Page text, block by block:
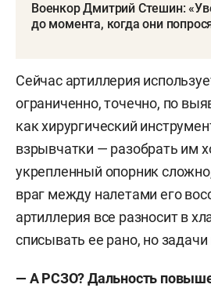
Военкор Дмитрий Стешин:
до момента, когда они
Сейчас артиллерия
ограниченно, точечно, по
как хирургический
взрывчатки — разобрать им
укрепленный опорник
враг между налетами его
артиллерия все разносит в
списывать ее рано, но
— А РСЗО? Дальность